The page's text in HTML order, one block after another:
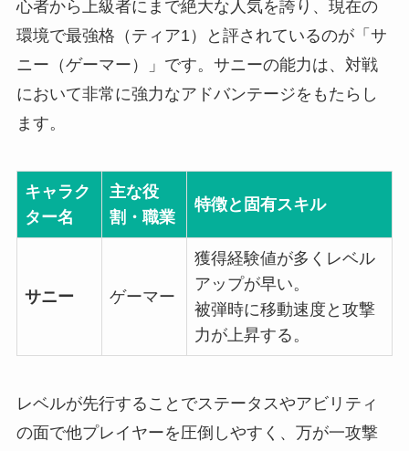
心者から上級者にまで絶大な人気を誇り、現在の
環境で最強格（ティア1）と評されているのが「サ
ニー（ゲーマー）」です。サニーの能力は、対戦
において非常に強力なアドバンテージをもたらし
ます。
キャラク
ター名
主な役
割・職業
特徴と固有スキル
サニー ゲーマー
獲得経験値が多くレベル
アップが早い。
被弾時に移動速度と攻撃
力が上昇する。
レベルが先行することでステータスやアビリティ
の面で他プレイヤーを圧倒しやすく、万が一攻撃